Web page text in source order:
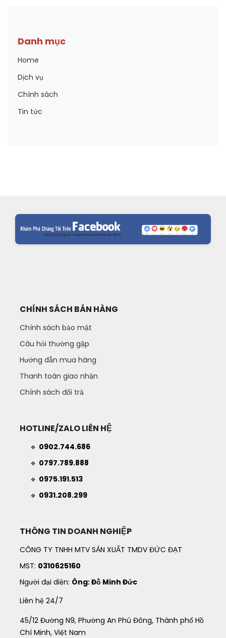
Danh mục
Home
Dịch vụ
Chính sách
Tin tức
CHÍNH SÁCH BÁN HÀNG
Chính sách bảo mật
Câu hỏi thường gặp
Hướng dẫn mua hàng
Thanh toán giao nhận
Chính sách đổi trả
HOTLINE/ZALO LIÊN HỆ
🔹 0902.744.686
🔹 0797.789.888
🔹 0975.191.513
🔹 0931.208.299
THÔNG TIN DOANH NGHIỆP
CÔNG TY TNHH MTV SẢN XUẤT TMDV ĐỨC ĐẠT
MST: 0310625160
Người đại diện: Ông: Đỗ Minh Đức
Liên hệ 24/7
45/12 Đường N9, Phường An Phú Đông, Thành phố Hồ
Chí Minh, Việt Nam